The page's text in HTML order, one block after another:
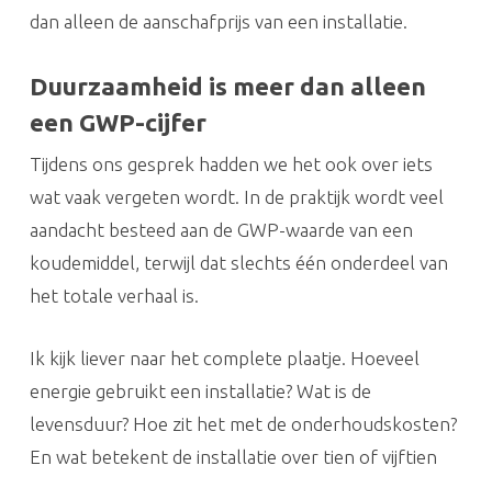
dan alleen de aanschafprijs van een installatie.
Duurzaamheid is meer dan alleen
een GWP-cijfer
Tijdens ons gesprek hadden we het ook over iets
wat vaak vergeten wordt. In de praktijk wordt veel
aandacht besteed aan de GWP-waarde van een
koudemiddel, terwijl dat slechts één onderdeel van
het totale verhaal is.
Ik kijk liever naar het complete plaatje. Hoeveel
energie gebruikt een installatie? Wat is de
levensduur? Hoe zit het met de onderhoudskosten?
En wat betekent de installatie over tien of vijftien